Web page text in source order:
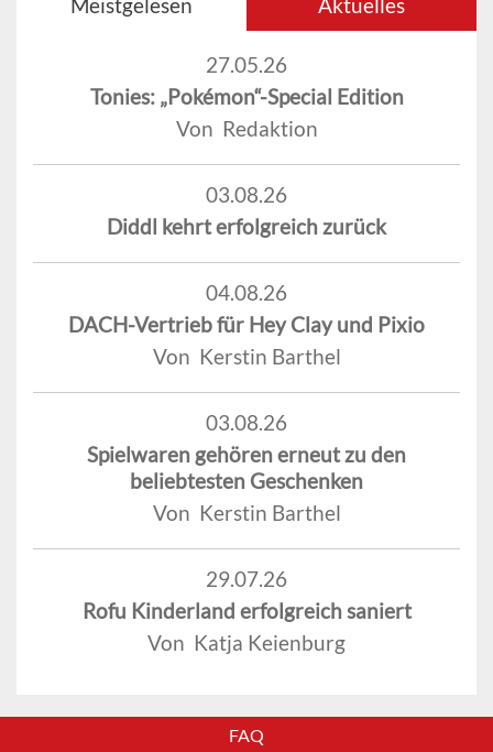
27.05.26
Tonies: „Pokémon“-Special Edition
Von Redaktion
03.08.26
Diddl kehrt erfolgreich zurück
04.08.26
DACH-Vertrieb für Hey Clay und Pixio
Von Kerstin Barthel
03.08.26
Spielwaren gehören erneut zu den
beliebtesten Geschenken
Von Kerstin Barthel
29.07.26
Rofu Kinderland erfolgreich saniert
Von Katja Keienburg
FAQ